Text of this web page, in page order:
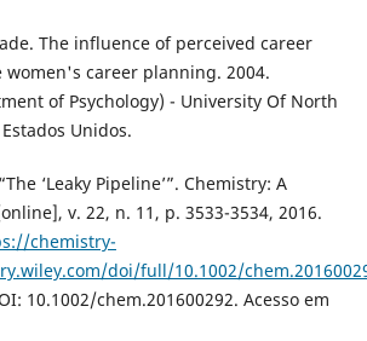
The influence of perceived career
career planning. 2004.
of Psychology) - University Of North
Unidos.
‘Leaky Pipeline’”. Chemistry: A
v. 22, n. 11, p. 3533-3534, 2016.
chemistry-
doi/full/10.1002/
10.1002/chem.201600292. Acesso em